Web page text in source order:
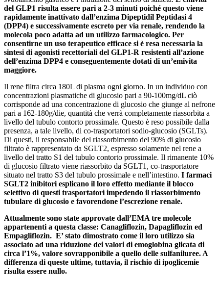
del GLP1 risulta essere pari a 2-3 minuti poiché questo viene
rapidamente inattivato dall’enzima Dipeptidil Peptidasi 4
(DPP4) e successivamente escreto per via renale, rendendo la
molecola poco adatta ad un utilizzo farmacologico. Per
consentirne un uso terapeutico efficace si è resa necessaria la
sintesi di agonisti recettoriali del GLP1-R resistenti all’azione
dell’enzima DPP4 e conseguentemente dotati di un’emivita
maggiore.
Il rene filtra circa 180L di plasma ogni giorno. In un individuo con
concentrazioni plasmatiche di glucosio pari a 90-100mg/dL ciò
corrisponde ad una concentrazione di glucosio che giunge al nefrone
pari a 162-180g/die, quantità che verrà completamente riassorbita a
livello del tubulo contorto prossimale. Questo è reso possibile dalla
presenza, a tale livello, di co-trasportatori sodio-glucosio (SGLTs).
Di questi, il responsabile del riassorbimento del 90% di glucosio
filtrato è rappresentato da SGLT2, espresso solamente nel rene a
livello del tratto S1 del tubulo contorto prossimale. Il rimanente 10%
di glucosio filtrato viene riassorbito da SGLT1, co-trasportatore
situato nel tratto S3 del tubulo prossimale e nell’intestino. I farmaci
SGLT2 inibitori esplicano il loro effetto mediante il blocco
selettivo di questi trasportatori impedendo il riassorbimento
tubulare di glucosio e favorendone l’escrezione renale.
Attualmente sono state approvate dall’EMA tre molecole
appartenenti a questa classe: Canagliflozin, Dapagliflozin ed
Empagliflozin. E’ stato dimostrato come il loro utilizzo sia
associato ad una riduzione dei valori di emoglobina glicata di
circa l’1%, valore sovrapponibile a quello delle sulfaniluree. A
differenza di queste ultime, tuttavia, il rischio di ipoglicemie
risulta essere nullo.